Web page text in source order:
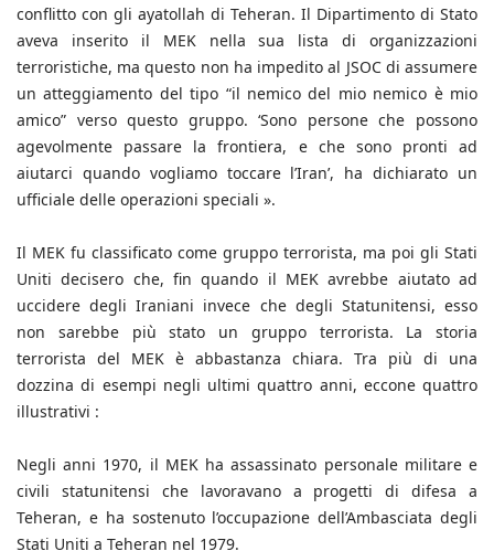
conflitto con gli ayatollah di Teheran. Il Dipartimento di Stato
aveva inserito il MEK nella sua lista di organizzazioni
terroristiche, ma questo non ha impedito al JSOC di assumere
un atteggiamento del tipo “il nemico del mio nemico è mio
amico” verso questo gruppo. ‘Sono persone che possono
agevolmente passare la frontiera, e che sono pronti ad
aiutarci quando vogliamo toccare l’Iran’, ha dichiarato un
ufficiale delle operazioni speciali ».
Il MEK fu classificato come gruppo terrorista, ma poi gli Stati
Uniti decisero che, fin quando il MEK avrebbe aiutato ad
uccidere degli Iraniani invece che degli Statunitensi, esso
non sarebbe più stato un gruppo terrorista. La storia
terrorista del MEK è abbastanza chiara. Tra più di una
dozzina di esempi negli ultimi quattro anni, eccone quattro
illustrativi :
Negli anni 1970, il MEK ha assassinato personale militare e
civili statunitensi che lavoravano a progetti di difesa a
Teheran, e ha sostenuto l’occupazione dell’Ambasciata degli
Stati Uniti a Teheran nel 1979.